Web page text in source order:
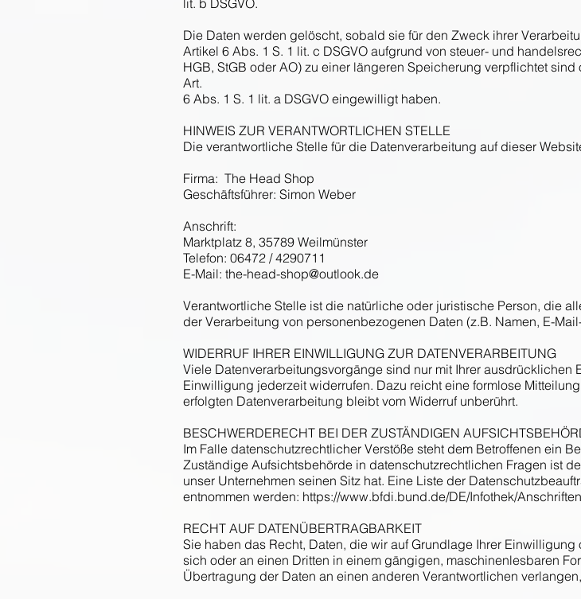
lit. b DSGVO.
Die Daten werden gelöscht, sobald sie für den Zweck ihrer
Artikel 6 Abs. 1 S. 1 lit. c DSGVO aufgrund von steuer- und
HGB, StGB oder AO) zu einer längeren Speicherung verpflichtet
Art.
6 Abs. 1 S. 1 lit. a DSGVO eingewilligt haben.
HINWEIS ZUR VERANTWORTLICHEN STELLE
Die verantwortliche Stelle für die Datenverarbeitung auf dieser
Firma: The Head Shop
Geschäftsführer: Simon Weber
Anschrift:
Marktplatz 8, 35789 Weilmünster
Telefon: 06472 / 4290711
E-Mail: the-head-shop@outlook.de
Verantwortliche Stelle ist die natürliche oder juristische Person, die
der Verarbeitung von personenbezogenen Daten (z.B. Namen, E-
WIDERRUF IHRER EINWILLIGUNG ZUR DATENVERARBEITUNG
Viele Datenverarbeitungsvorgänge sind nur mit Ihrer
Einwilligung jederzeit widerrufen. Dazu reicht eine formlose
erfolgten Datenverarbeitung bleibt vom Widerruf unberührt.
BESCHWERDERECHT BEI DER ZUSTÄNDIGEN
Im Falle datenschutzrechtlicher Verstöße steht dem Betroffenen ein
Zuständige Aufsichtsbehörde in datenschutzrechtlichen Fragen ist
unser Unternehmen seinen Sitz hat. Eine Liste der
entnommen werden: https://www.bfdi.bund.de/DE/Infothek/
RECHT AUF DATENÜBERTRAGBARKEIT
Sie haben das Recht, Daten, die wir auf Grundlage Ihrer
sich oder an einen Dritten in einem gängigen, maschinenlesbaren
Übertragung der Daten an einen anderen Verantwortlichen